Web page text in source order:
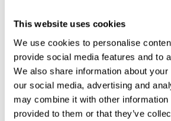
This website uses cookies
We use cookies to personalise
provide social media features and to
We also share information about
our social media, advertising and
may combine it with other information
provided to them or that they’ve
¿Qué
Personaliza tu mensaje y regala
afortunado. Deja que sea él quien
preferencias gastronómicas y escoja
menús, para disfrutar de una